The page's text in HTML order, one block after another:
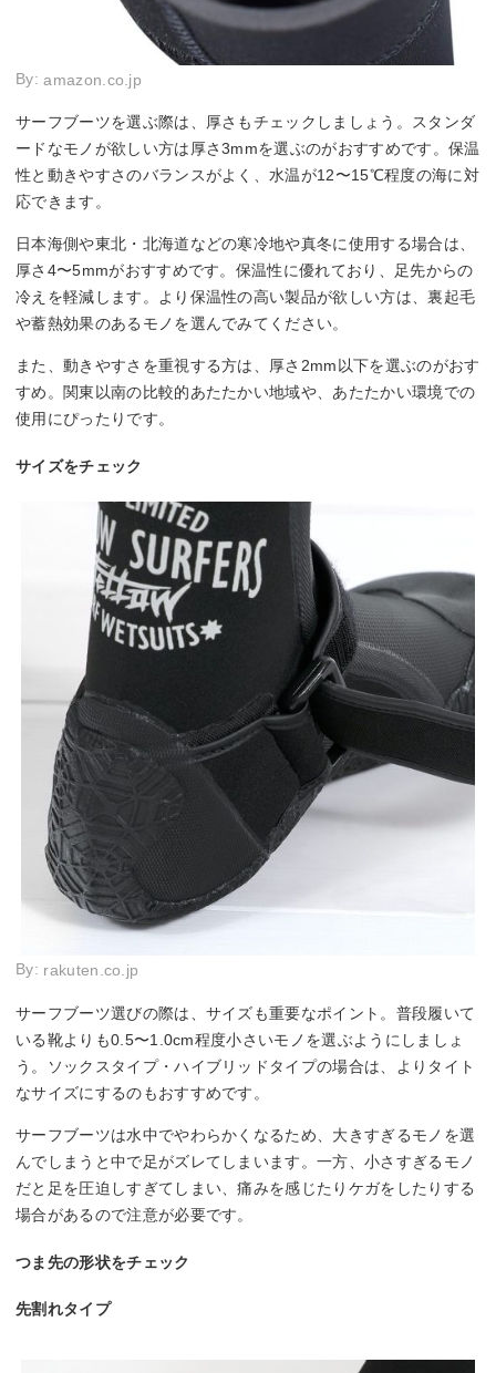
By:amazon.co.jp
サーフブーツを選ぶ際は、厚さもチェックしましょう。スタンダ
ードなモノが欲しい方は厚さ3mmを選ぶのがおすすめです。保温
性と動きやすさのバランスがよく、水温が12〜15℃程度の海に対
応できます。
日本海側や東北・北海道などの寒冷地や真冬に使用する場合は、
厚さ4〜5mmがおすすめです。保温性に優れており、足先からの
冷えを軽減します。より保温性の高い製品が欲しい方は、裏起毛
や蓄熱効果のあるモノを選んでみてください。
また、動きやすさを重視する方は、厚さ2mm以下を選ぶのがおす
すめ。関東以南の比較的あたたかい地域や、あたたかい環境での
使用にぴったりです。
サイズをチェック
By: rakuten.co.jp
サーフブーツ選びの際は、サイズも重要なポイント。普段履いて
いる靴よりも0.5〜1.0cm程度小さいモノを選ぶようにしましょ
う。ソックスタイプ・ハイブリッドタイプの場合は、よりタイト
なサイズにするのもおすすめです。
サーフブーツは水中でやわらかくなるため、大きすぎるモノを選
んでしまうと中で足がズレてしまいます。一方、小さすぎるモノ
だと足を圧迫しすぎてしまい、痛みを感じたりケガをしたりする
場合があるので注意が必要です。
つま先の形状をチェック
先割れタイプ